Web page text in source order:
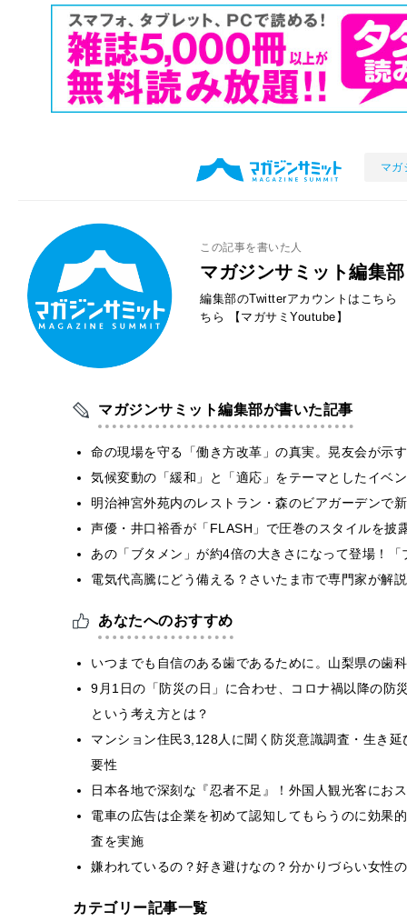
マガ
この記事を書いた人
マガジンサミット編集部
編集部のTwitterアカウントはこちら
ちら
【マガサミYoutube】
マガジンサミット編集部が書いた記事
命の現場を守る「働き方改革」の真実。晃友会が示
気候変動の「緩和」と「適応」をテーマとしたイベ
明治神宮外苑内のレストラン・森のビアガーデンで
声優・井口裕香が「FLASH」で圧巻のスタイルを
あの「ブタメン」が約4倍の大きさになって登場！
電気代高騰にどう備える？さいたま市で専門家が解
あなたへのおすすめ
いつまでも自信のある歯であるために。山梨県の歯
9月1日の「防災の日」に合わせ、コロナ禍以降の防
という考え方とは？
マンション住民3,128人に聞く防災意識調査・生き
要性
日本各地で深刻な『忍者不足』！外国人観光客にお
電車の広告は企業を初めて認知してもらうのに効果
査を実施
嫌われているの？好き避けなの？分かりづらい女性
カテゴリー記事一覧